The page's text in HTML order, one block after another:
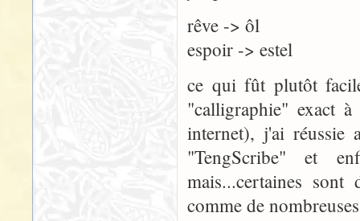
rêve -> ôl
espoir -> estel
ce qui fût plutôt
"calligraphie" exact
internet), j'ai réussie
"TengScribe" et
mais...certaines
comme de